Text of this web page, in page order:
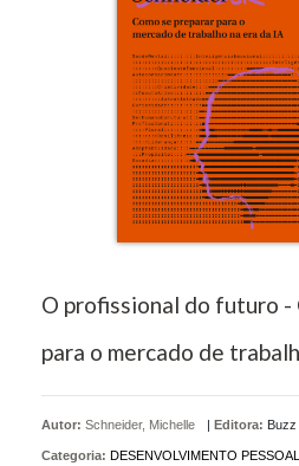
O profissional do futuro -
para o mercado de
Autor: Schneider, Michelle | Editora: Buzz
Categoria: DESENVOLVIMENTO PESSOAL